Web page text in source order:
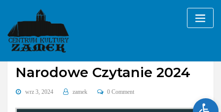
content
Bez kategorii
Narodowe Czytanie 2024
wrz 3, 2024 zamek 0 Comment